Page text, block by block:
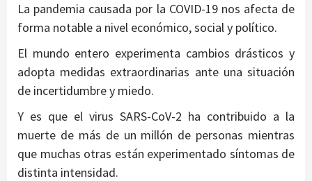
La pandemia causada por la COVID-19 nos afecta de
forma notable a nivel económico, social y político.
El mundo entero experimenta cambios drásticos y
adopta medidas extraordinarias ante una situación
de incertidumbre y miedo.
Y es que el virus SARS-CoV-2 ha contribuido a la
muerte de más de un millón de personas mientras
que muchas otras están experimentado síntomas de
distinta intensidad.